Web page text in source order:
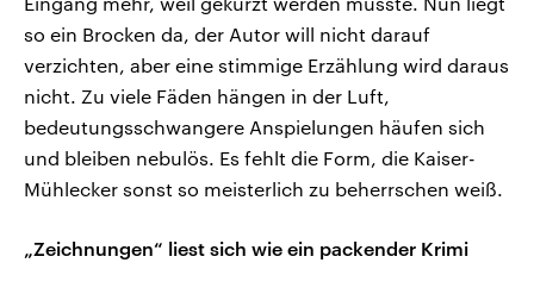
so ein Brocken da, der Autor will nicht darauf
verzichten, aber eine stimmige Erzählung wird daraus
nicht. Zu viele Fäden hängen in der Luft,
bedeutungsschwangere Anspielungen häufen sich
und bleiben nebulös. Es fehlt die Form, die Kaiser-
Mühlecker sonst so meisterlich zu beherrschen weiß.
„Zeichnungen“ liest sich wie ein packender Krimi